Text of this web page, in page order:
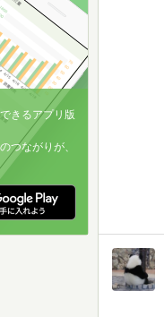
きるアプリ版
つながりが、